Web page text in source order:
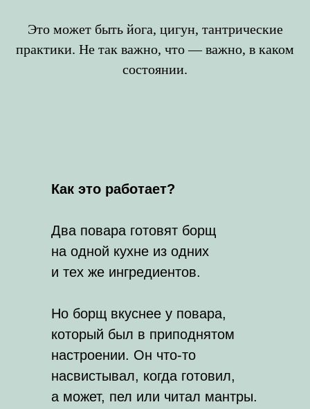
Это может быть йога, цигун, тантрические
практики. Не так важно, что — важно, в каком
состоянии.
Как это работает?
Два повара готовят борщ
на одной кухне из одних
и тех же ингредиентов.
Но борщ вкуснее у повара,
который был в приподнятом
настроении. Он что-то
насвистывал, когда готовил,
а может, пел или читал мантры.